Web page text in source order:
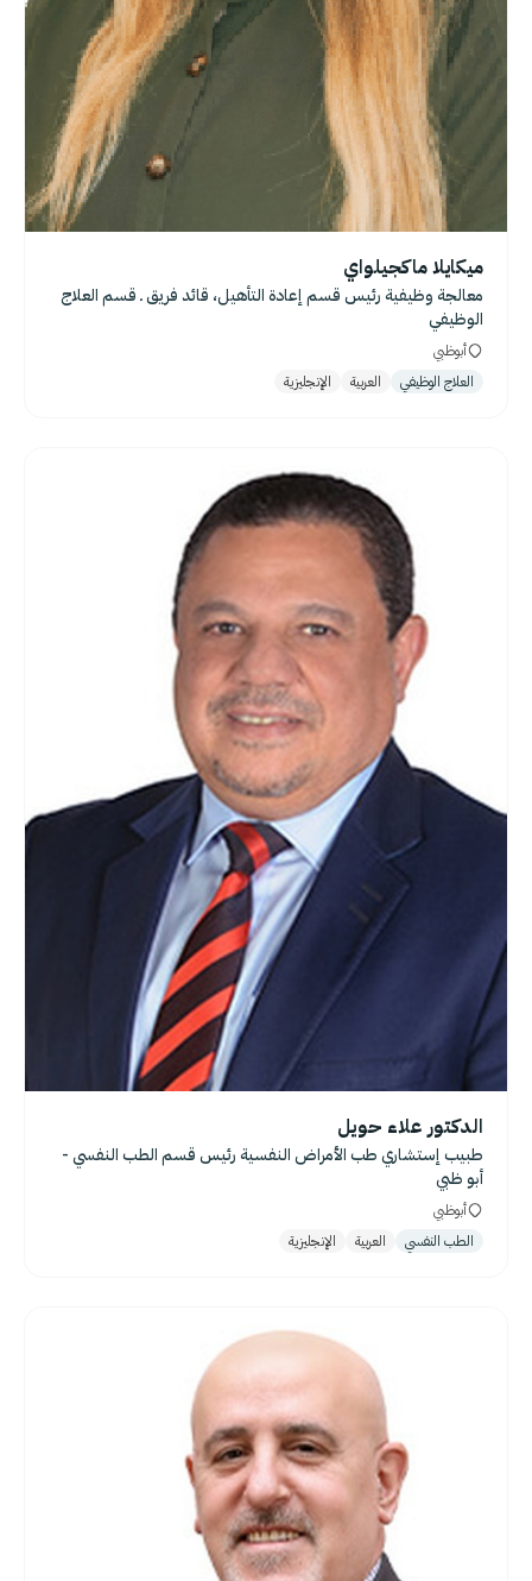
ميكايلا ماكجيلواي
معالجة وظیفیة رئيس قسم إعادة التأهيل، قائد فريق ـ قسم العلاج
الوظيفي
أبوظبي
العلاج الوظيفي
العربية الإنجليزية
الدكتور علاء حويل
طبيب إستشاري طب الأمراض النفسية رئيس قسم الطب النفسي -
أبو ظبي
أبوظبي
الطب النفسي
العربية الإنجليزية